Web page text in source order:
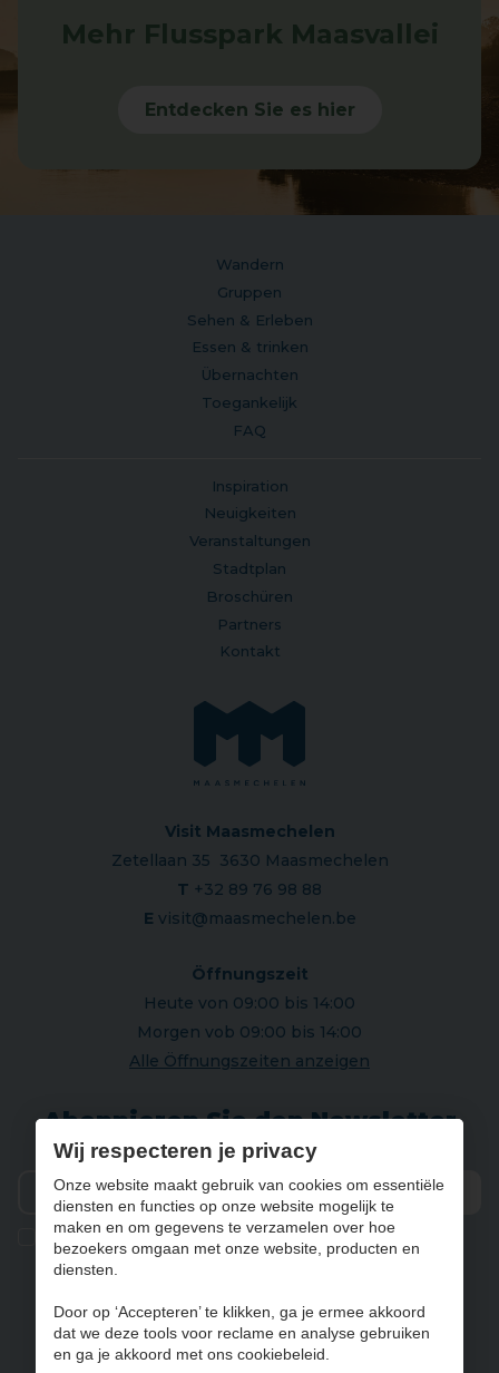
Mehr Flusspark Maasvallei
Entdecken Sie es hier
Wandern
Gruppen
Sehen & Erleben
Essen & trinken
Übernachten
Toegankelijk
FAQ
Inspiration
Neuigkeiten
Veranstaltungen
Stadtplan
Broschüren
Partners
Kontakt
Visit Maasmechelen
Zetellaan 35 3630 Maasmechelen
T +32 89 76 98 88
E visit@maasmechelen.be
Öffnungszeit
Heute von 09:00 bis 14:00
Morgen vob 09:00 bis 14:00
Alle Öffnungszeiten anzeigen
Abonnieren Sie den Newsletter
Ik geef de toestemming om mijn gegevens te bewaren en
verwerken zoals aangegeven in onzeprivacy statement
NL DE EN
Wij respecteren je privacy
Onze website maakt gebruik van cookies om essentiële
diensten en functies op onze website mogelijk te
maken en om gegevens te verzamelen over hoe
bezoekers omgaan met onze website, producten en
diensten.
Door op ‘Accepteren’ te klikken, ga je ermee akkoord
dat we deze tools voor reclame en analyse gebruiken
en ga je akkoord met ons cookiebeleid.